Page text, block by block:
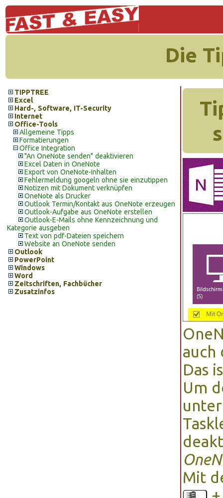
Die
TIPPTREE
Excel
Hard-, Software, IT-Security
Internet
Office-Tools
Allgemeine Tipps
Formatierungen
Office Integration
"An OneNote senden" deaktivieren
Excel Daten in OneNote
Export von OneNote-Inhalten
Fehlermeldung googeln ohne sie einzutippen
Notizen mit Dokument verknüpfen
OneNote als Drucker
Outlook Termin/Kontakt aus OneNote erzeugen
Outlook-Aufgabe aus OneNote erstellen
Outlook-E-Mails ohne Kennzeichnung und
Kategorie ausgeben
Text von pdf-Dateien speichern
Website an OneNote senden
Outlook
PowerPoint
Windows
Word
Zeitschriften, Fachbücher
Zusatzinfos
auch
Das
Um
Mit